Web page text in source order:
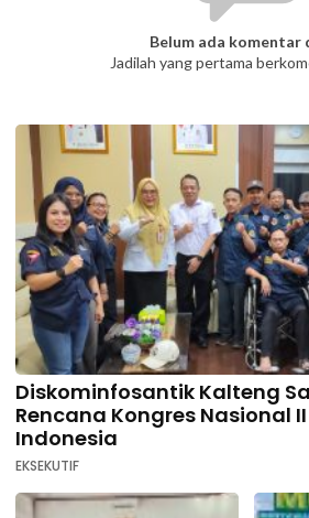
Belum ada komentar
Jadilah yang pertama
Diskominfosantik Kalteng
Rencana Kongres Nasional II
Indonesia
EKSEKUTIF